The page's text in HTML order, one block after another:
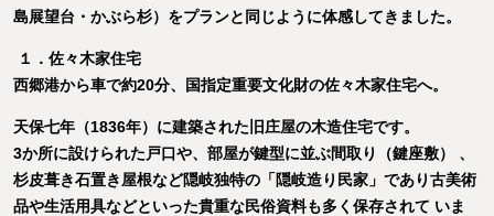
島展望台・かぶら杉）をプランと同じように体感してきました。
１．佐々木家住宅
西郷港から車で約20分、国指定重要文化財の佐々木家住宅へ。
天保七年（1836年）に建築された旧庄屋の木造住宅です。
3か所に設けられた戸口や、部屋が鍵型に並ぶ間取り（鍵座敷） 、
杉皮葺き石置き屋根など隠岐独特の「隠岐造り民家」であり古美術
品や生活用具などといった貴重な民俗資料も多く保存されて いま